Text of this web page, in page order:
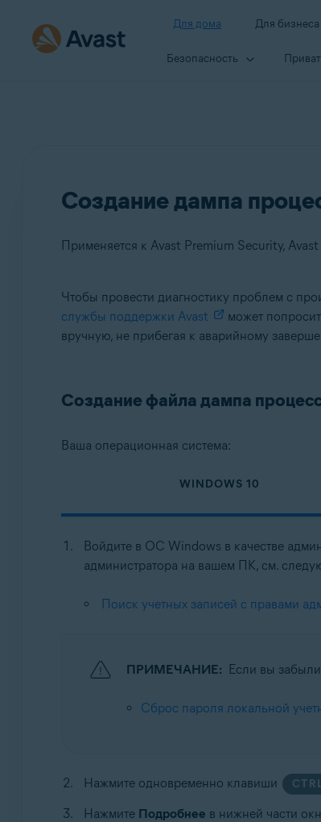
Для дома Для бизнеса
Безопасность
Создание дампа
Применяется к Avast Premium Security,
Продукты:
Avast Premium Security
Операционные системы:
Чтобы провести диагностику проблем с
службы поддержки Avast
может
вручную, не прибегая к аварийному
Создание файла дампа
Ваша операционная система:
WINDOWS 10
Войдите в ОС Windows в качестве
администратора на вашем ПК, см.
Поиск учетных записей с правами
ПРИМЕЧАНИЕ: Если вы
Сброс пароля локальной
Нажмите одновременно клавиши
Нажмите Подробнее в нижней части